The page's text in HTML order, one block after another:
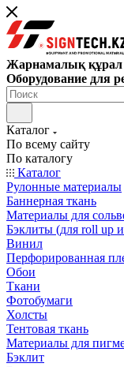
Жарнамалық
Оборудование для
Каталог
По всему сайту
По каталогу
Каталог
Рулонные материалы
Баннерная ткань
Материалы для
Бэклиты (для roll up
Винил
Перфорированная
Обои
Ткани
Фотобумаги
Холсты
Тентовая ткань
Материалы для
Бэклит